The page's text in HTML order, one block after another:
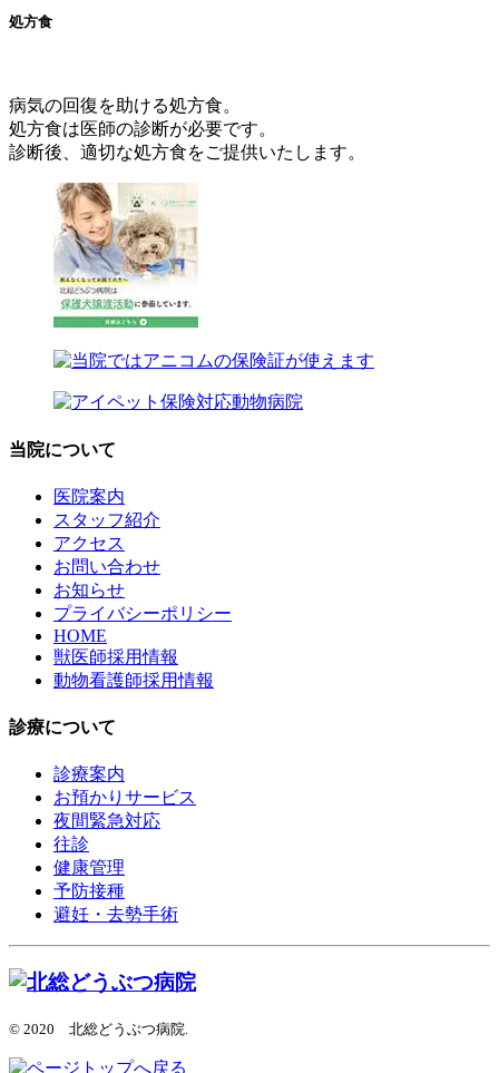
処方食
病気の回復を助ける処方食。
処方食は医師の診断が必要です。
診断後、適切な処方食をご提供いたします。
当院について
医院案内
スタッフ紹介
アクセス
お問い合わせ
お知らせ
プライバシーポリシー
HOME
獣医師採用情報
動物看護師採用情報
診療について
診療案内
お預かりサービス
夜間緊急対応
往診
健康管理
予防接種
避妊・去勢手術
© 2020 北総どうぶつ病院.